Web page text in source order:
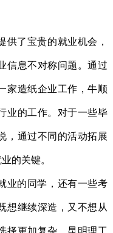
供了宝贵的就业机会，
信息不对称问题。通过
家造纸企业工作，牛顺
业的工作。对于一些毕
，通过不同的活动拓展
的关键。
业的同学，还有一些考
想继续深造，又不想从
择更加复杂。昆明理工